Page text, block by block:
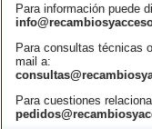
Para información puede
Para consultas técnicas
mail a:
Para cuestiones